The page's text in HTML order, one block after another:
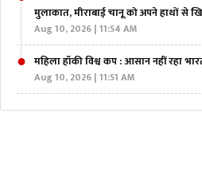
मुलाकात, मीराबाई चानू को अपने हाथों से
Aug 10, 2026 | 11:54 AM
महिला हॉकी विश्व कप : आसान नहीं रहा
Aug 10, 2026 | 11:51 AM